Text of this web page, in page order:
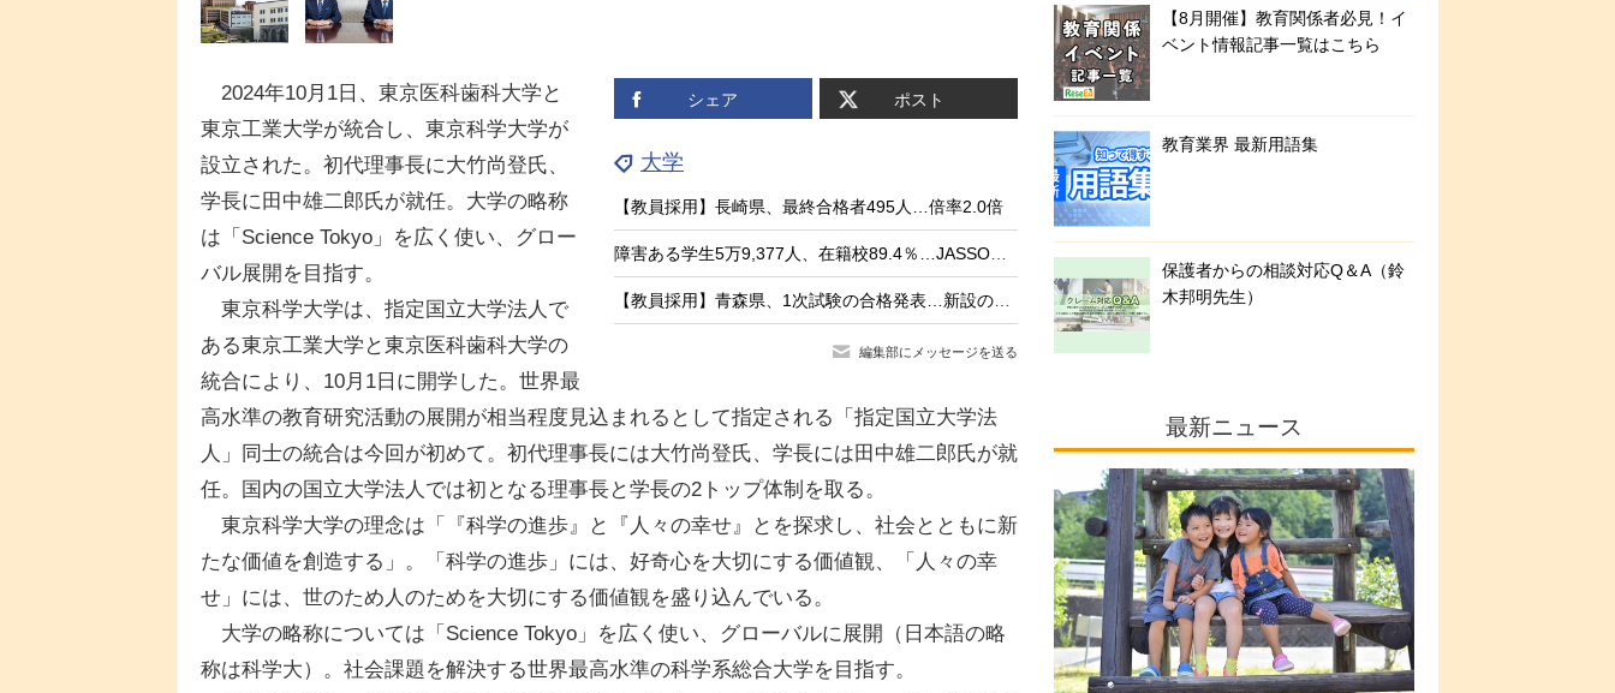
シェア ポスト
大学
【教員採用】長崎県、最終合格者495人…倍率2.0倍
障害ある学生5万9,377人、在籍校89.4％…JASSO調査
【教員採用】青森県、1次試験の合格発表…新設の大3生選考115人が通過
編集部にメッセージを送る
2024年10月1日、東京医科歯科大学と
東京工業大学が統合し、東京科学大学が
設立された。初代理事長に大竹尚登氏、
学長に田中雄二郎氏が就任。大学の略称
は「Science Tokyo」を広く使い、グロー
バル展開を目指す。
東京科学大学は、指定国立大学法人で
ある東京工業大学と東京医科歯科大学の
統合により、10月1日に開学した。世界最
高水準の教育研究活動の展開が相当程度見込まれるとして指定される「指定国立大学法
人」同士の統合は今回が初めて。初代理事長には大竹尚登氏、学長には田中雄二郎氏が就
任。国内の国立大学法人では初となる理事長と学長の2トップ体制を取る。
東京科学大学の理念は「『科学の進歩』と『人々の幸せ』とを探求し、社会とともに新
たな価値を創造する」。「科学の進歩」には、好奇心を大切にする価値観、「人々の幸
せ」には、世のため人のためを大切にする価値観を盛り込んでいる。
大学の略称については「Science Tokyo」を広く使い、グローバルに展開（日本語の略
称は科学大）。社会課題を解決する世界最高水準の科学系総合大学を目指す。
【8月開催】教育関係者必見！イ
ベント情報記事一覧はこちら
教育業界 最新用語集
保護者からの相談対応Q＆A（鈴
木邦明先生）
最新ニュース